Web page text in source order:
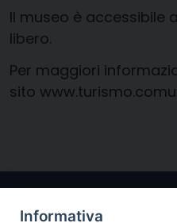
Il museo è accessibile
libero.
Per maggiori
sito
Informativa